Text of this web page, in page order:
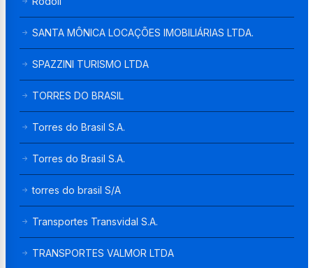
SANTA MÔNICA LOCAÇÕES IMOBILIÁRIAS LTDA.
SPAZZINI TURISMO LTDA
TORRES DO BRASIL
Torres do Brasil S.A.
Torres do Brasil S.A.
torres do brasil S/A
Transportes Transvidal S.A.
TRANSPORTES VALMOR LTDA